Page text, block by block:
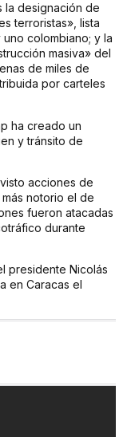
la designación de
terroristas», lista
colombiano; y la
masiva» del
de miles de
por carteles
ha creado un
y tránsito de
acciones de
notorio el de
fueron atacadas
durante
presidente Nicolás
en Caracas el